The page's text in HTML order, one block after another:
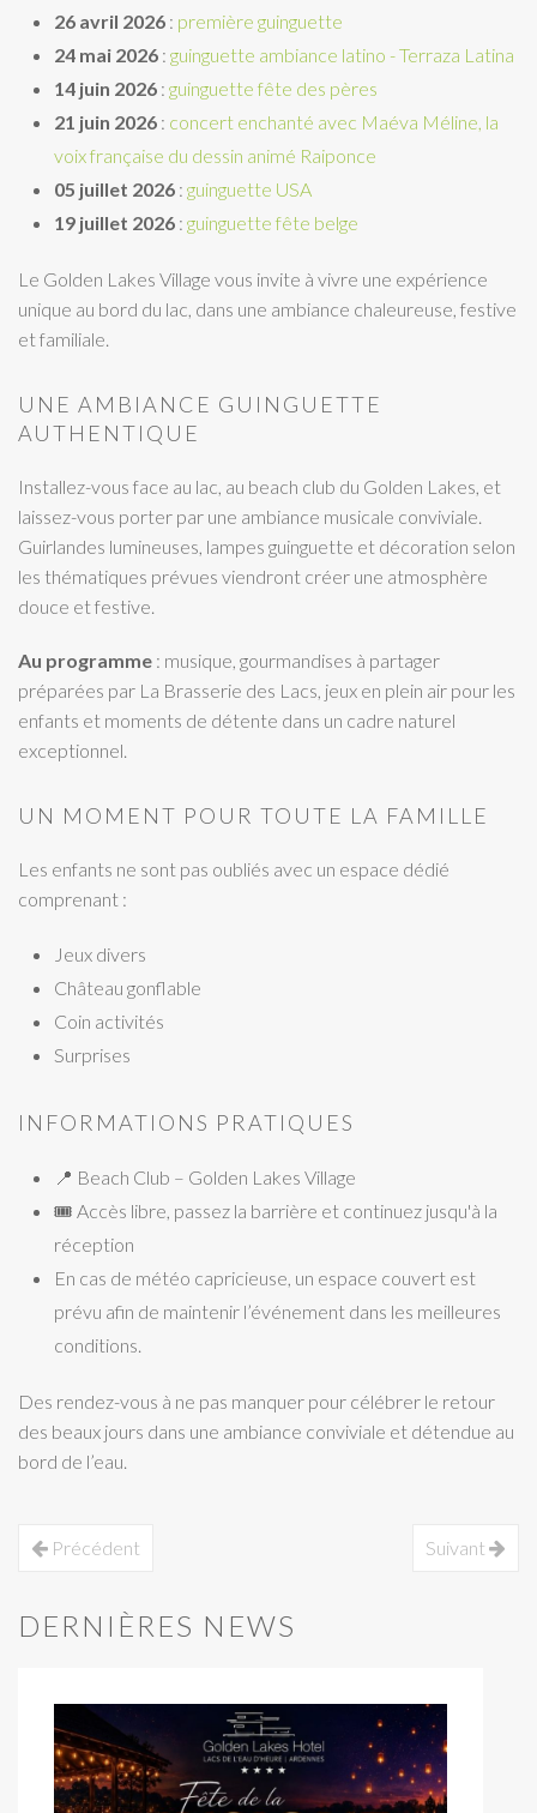
26 avril 2026 : première guinguette
24 mai 2026 : guinguette ambiance latino - Terraza Latina
14 juin 2026 : guinguette fête des pères
21 juin 2026 : concert enchanté avec Maéva Méline, la
voix française du dessin animé Raiponce
05 juillet 2026 : guinguette USA
19 juillet 2026 : guinguette fête belge
Le Golden Lakes Village vous invite à vivre une expérience
unique au bord du lac, dans une ambiance chaleureuse, festive
et familiale.
UNE AMBIANCE GUINGUETTE
AUTHENTIQUE
Installez-vous face au lac, au beach club du Golden Lakes, et
laissez-vous porter par une ambiance musicale conviviale.
Guirlandes lumineuses, lampes guinguette et décoration selon
les thématiques prévues viendront créer une atmosphère
douce et festive.
Au programme : musique, gourmandises à partager
préparées par La Brasserie des Lacs, jeux en plein air pour les
enfants et moments de détente dans un cadre naturel
exceptionnel.
UN MOMENT POUR TOUTE LA FAMILLE
Les enfants ne sont pas oubliés avec un espace dédié
comprenant :
Jeux divers
Château gonflable
Coin activités
Surprises
INFORMATIONS PRATIQUES
📍 Beach Club – Golden Lakes Village
🎟 Accès libre, passez la barrière et continuez jusqu'à la
réception
En cas de météo capricieuse, un espace couvert est
prévu afin de maintenir l’événement dans les meilleures
conditions.
Des rendez-vous à ne pas manquer pour célébrer le retour
des beaux jours dans une ambiance conviviale et détendue au
bord de l’eau.
Précédent Suivant
DERNIÈRES NEWS